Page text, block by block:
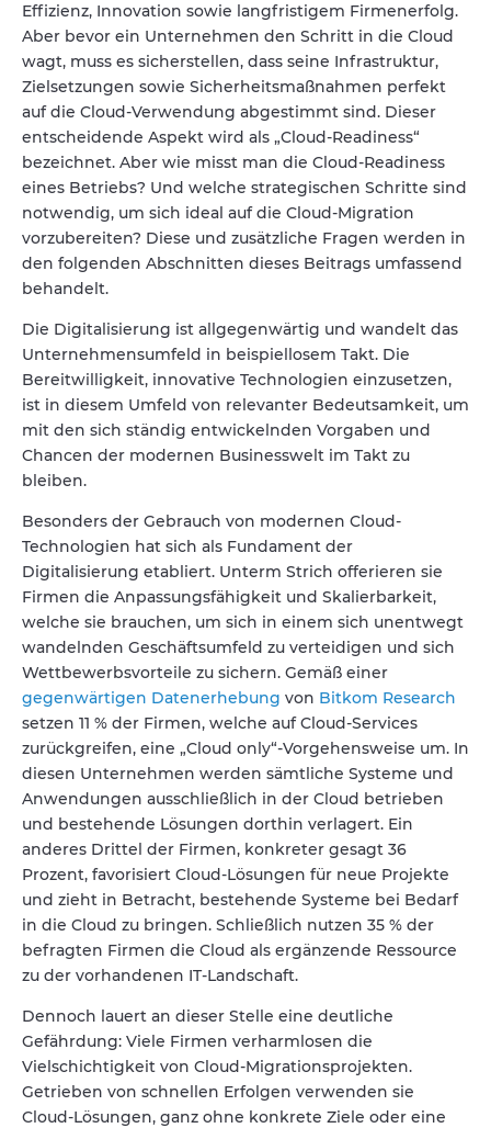
Effizienz, Innovation sowie langfristigem Firmenerfolg.
Aber bevor ein Unternehmen den Schritt in die Cloud
wagt, muss es sicherstellen, dass seine Infrastruktur,
Zielsetzungen sowie Sicherheitsmaßnahmen perfekt
auf die Cloud-Verwendung abgestimmt sind. Dieser
entscheidende Aspekt wird als „Cloud-Readiness“
bezeichnet. Aber wie misst man die Cloud-Readiness
eines Betriebs? Und welche strategischen Schritte sind
notwendig, um sich ideal auf die Cloud-Migration
vorzubereiten? Diese und zusätzliche Fragen werden in
den folgenden Abschnitten dieses Beitrags umfassend
behandelt.
Die Digitalisierung ist allgegenwärtig und wandelt das
Unternehmensumfeld in beispiellosem Takt. Die
Bereitwilligkeit, innovative Technologien einzusetzen,
ist in diesem Umfeld von relevanter Bedeutsamkeit, um
mit den sich ständig entwickelnden Vorgaben und
Chancen der modernen Businesswelt im Takt zu
bleiben.
Besonders der Gebrauch von modernen Cloud-
Technologien hat sich als Fundament der
Digitalisierung etabliert. Unterm Strich offerieren sie
Firmen die Anpassungsfähigkeit und Skalierbarkeit,
welche sie brauchen, um sich in einem sich unentwegt
wandelnden Geschäftsumfeld zu verteidigen und sich
Wettbewerbsvorteile zu sichern. Gemäß einer
gegenwärtigen Datenerhebung von Bitkom Research
setzen 11 % der Firmen, welche auf Cloud-Services
zurückgreifen, eine „Cloud only“-Vorgehensweise um. In
diesen Unternehmen werden sämtliche Systeme und
Anwendungen ausschließlich in der Cloud betrieben
und bestehende Lösungen dorthin verlagert. Ein
anderes Drittel der Firmen, konkreter gesagt 36
Prozent, favorisiert Cloud-Lösungen für neue Projekte
und zieht in Betracht, bestehende Systeme bei Bedarf
in die Cloud zu bringen. Schließlich nutzen 35 % der
befragten Firmen die Cloud als ergänzende Ressource
zu der vorhandenen IT-Landschaft.
Dennoch lauert an dieser Stelle eine deutliche
Gefährdung: Viele Firmen verharmlosen die
Vielschichtigkeit von Cloud-Migrationsprojekten.
Getrieben von schnellen Erfolgen verwenden sie
Cloud-Lösungen, ganz ohne konkrete Ziele oder eine